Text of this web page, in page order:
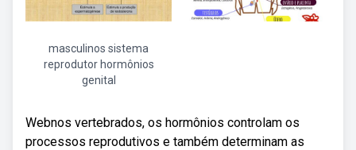
masculinos sistema
reprodutor hormônios
genital
Webnos vertebrados, os hormônios controlam os
processos reprodutivos e também determinam as